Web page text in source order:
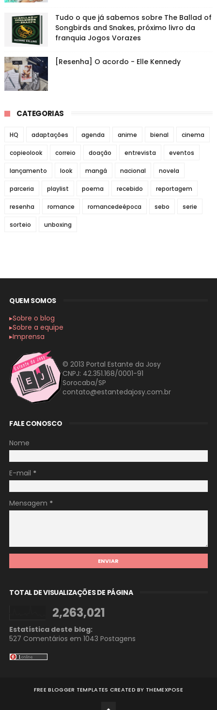
Tudo o que já sabemos sobre The Ballad of
Songbirds and Snakes, próximo livro da
franquia Jogos Vorazes
[Resenha] O acordo - Elle Kennedy
CATEGORIAS
HQ adaptações agenda anime bienal cinema
copieolook correio doação entrevista eventos
lançamento look mangá nacional novela
parceria playlist poema recebido reportagem
resenha romance romancedeépoca sebo serie
sorteio unboxing
QUEM SOMOS
▸Sobre o blog
▸Sobre a equipe
▸Imprensa
© 2013 Portal Estante da Josy
CNPJ: 42.351.168/0001-91
Sorocaba/SP
contato@estantedajosy.com.br
FALE CONOSCO
Nome
E-mail *
Mensagem *
TOTAL DE VISUALIZAÇÕES DE PÁGINA
2,263,021
Estatística deste blog:
527 Comentários em 1043 Postagens
FREE BLOGGER TEMPLATES CREATED BY THEMEXPOSE